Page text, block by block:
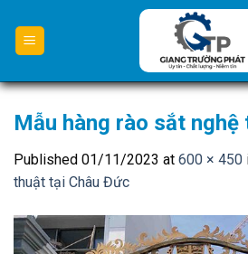
content
Mẫu hàng rào sắt nghệ
Published 01/11/2023 at 600 × 450
thuật tại Châu Đức